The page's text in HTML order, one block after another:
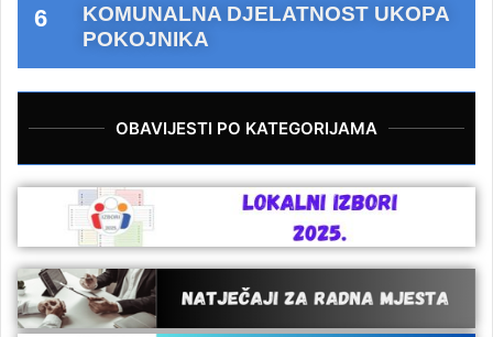
KOMUNALNA DJELATNOST UKOPA
POKOJNIKA
OBAVIJESTI PO KATEGORIJAMA